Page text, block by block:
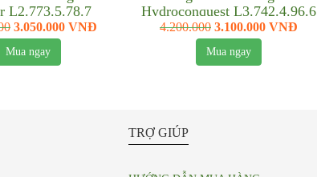
L2.773.5.78.7
3.050.000 VNĐ
Mua ngay
Hydroconquest L3.742.4.96.6
4.200.000 3.100.000 VNĐ
Mua ngay
TRỢ GIÚP